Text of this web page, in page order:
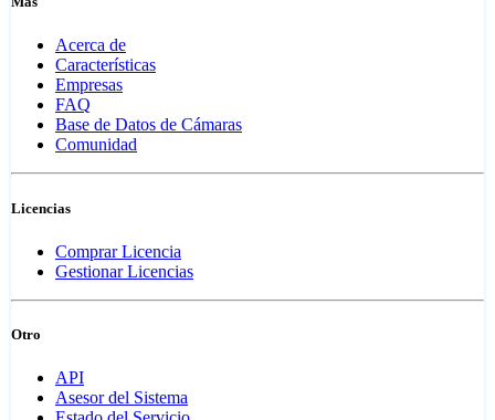
Acerca de
Características
Empresas
FAQ
Base de Datos de Cámaras
Comunidad
Licencias
Comprar Licencia
Gestionar Licencias
Otro
API
Asesor del Sistema